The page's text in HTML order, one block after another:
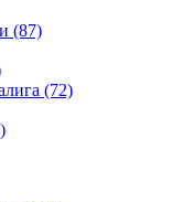
(87)
(72)